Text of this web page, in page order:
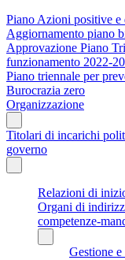
Piano Azioni positive
Aggiornamento piano
Approvazione Piano
funzionamento 2022-
Piano triennale per
Burocrazia zero
Organizzazione
Titolari di incarichi
governo
Relazioni di
Organi di
competenze-
Gestione